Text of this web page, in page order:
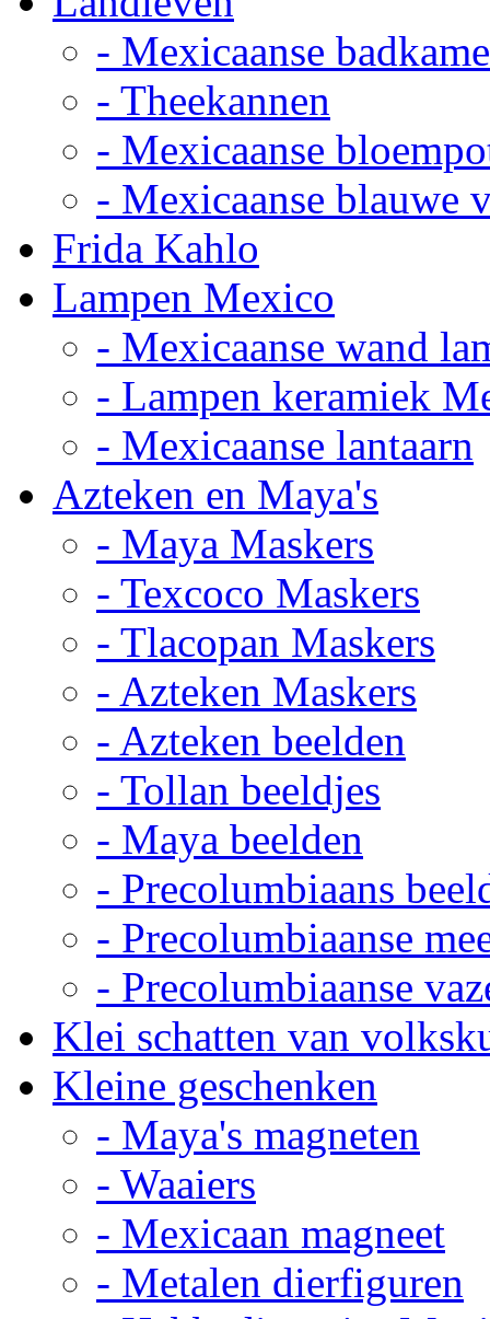
- Mexicaanse
- Theekannen
- Mexicaanse
- Mexicaanse blauwe
Frida Kahlo
Lampen Mexico
- Mexicaanse wand
- Lampen keramiek
- Mexicaanse lantaarn
Azteken en Maya's
- Maya Maskers
- Texcoco Maskers
- Tlacopan Maskers
- Azteken Maskers
- Azteken beelden
- Tollan beeldjes
- Maya beelden
- Precolumbiaans
- Precolumbiaanse
- Precolumbiaanse
Klei schatten van
Kleine geschenken
- Maya's magneten
- Waaiers
- Mexicaan magneet
- Metalen dierfiguren